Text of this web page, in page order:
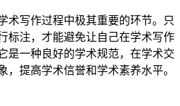
术写作过程中极其重要的环节。只
标注，才能避免让自己在学术写作
是一种良好的学术规范，在学术交
，提高学术信誉和学术素养水平。